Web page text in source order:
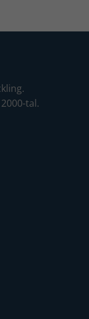
tal.
att